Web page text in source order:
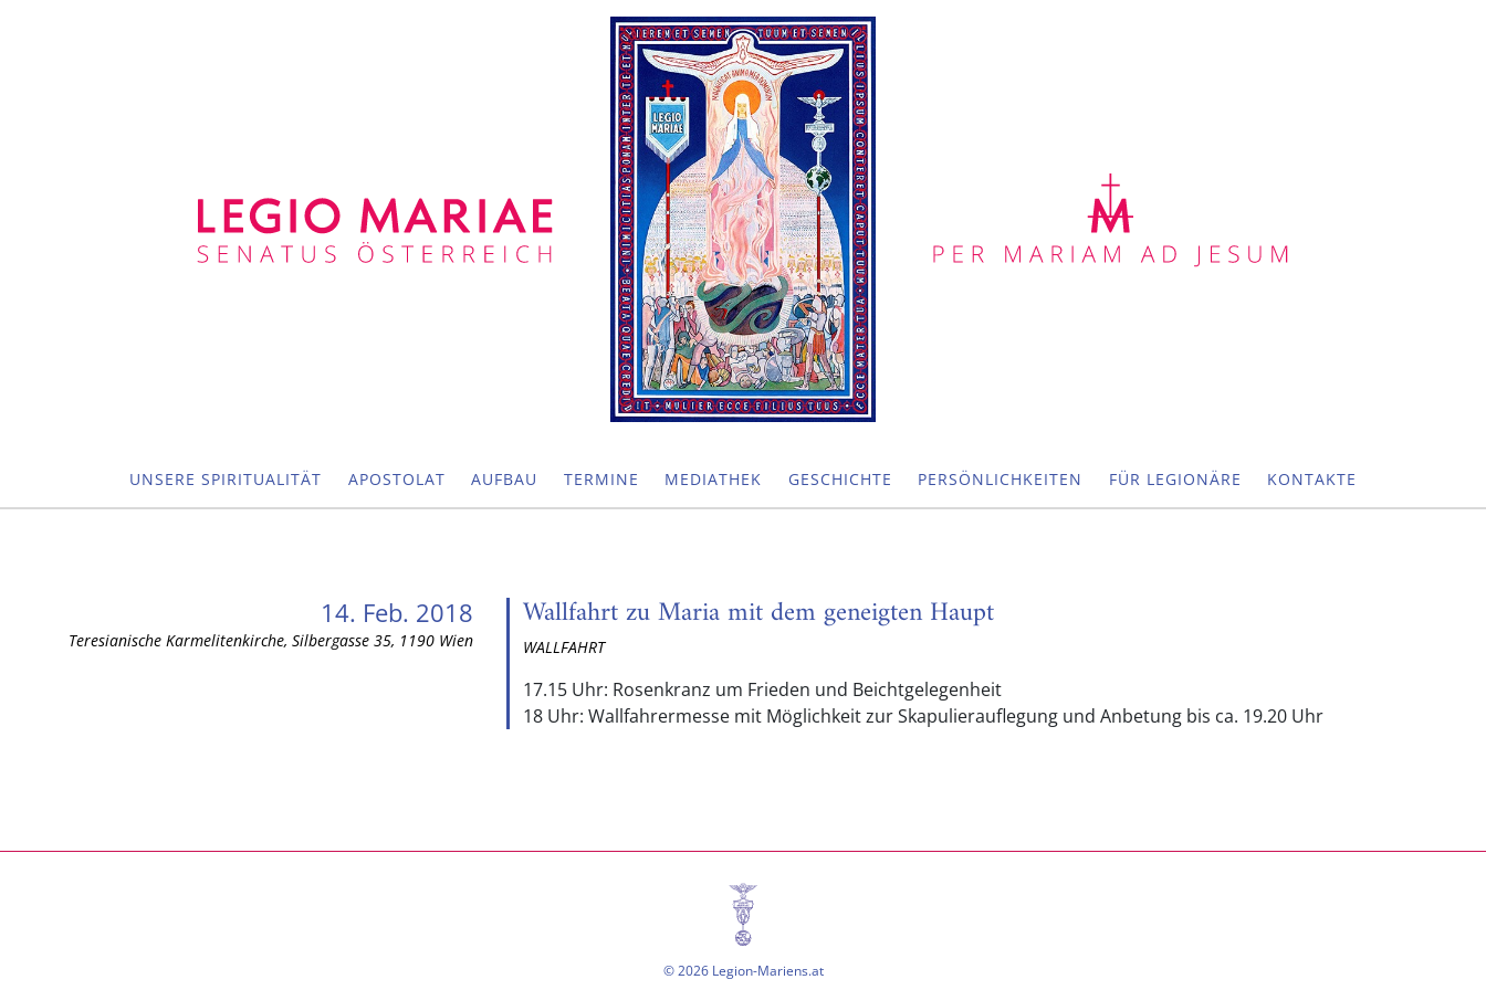
UNSERE SPIRITUALITÄT APOSTOLAT AUFBAU TERMINE MEDIATHEK GESCHICHTE PERSÖNLICHKEITEN FÜR LEGIONÄRE KONTAKTE
14. Feb. 2018
Teresianische Karmelitenkirche, Silbergasse 35, 1190 Wien
Wallfahrt zu Maria mit dem geneigten Haupt
WALLFAHRT
17.15 Uhr: Rosenkranz um Frieden und Beichtgelegenheit
18 Uhr: Wallfahrermesse mit Möglichkeit zur Skapulierauflegung und Anbetung bis ca. 19.20 Uhr
© 2026 Legion-Mariens.at